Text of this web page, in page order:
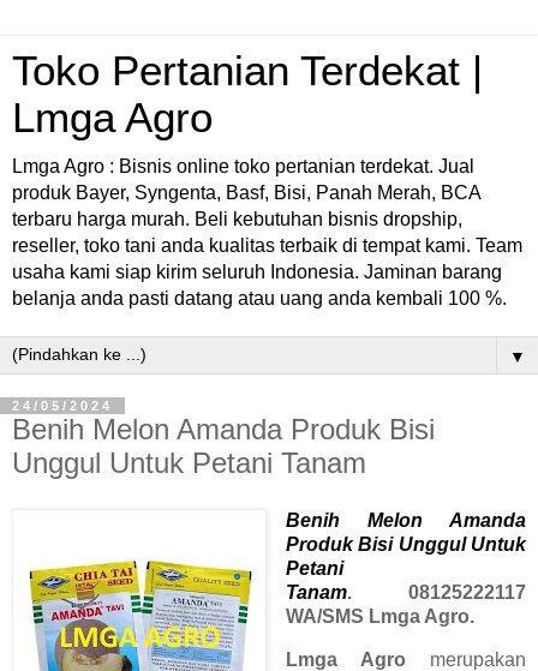
Toko Pertanian Terdekat |
Lmga Agro
Lmga Agro : Bisnis online toko pertanian terdekat. Jual
produk Bayer, Syngenta, Basf, Bisi, Panah Merah, BCA
terbaru harga murah. Beli kebutuhan bisnis dropship,
reseller, toko tani anda kualitas terbaik di tempat kami. Team
usaha kami siap kirim seluruh Indonesia. Jaminan barang
belanja anda pasti datang atau uang anda kembali 100 %.
▼
24/05/2024
Benih Melon Amanda Produk Bisi
Unggul Untuk Petani Tanam
Benih Melon Amanda
Produk Bisi Unggul Untuk
Petani
Tanam.08125222117
WA/SMS Lmga Agro.
Lmga Agro merupakan